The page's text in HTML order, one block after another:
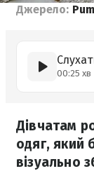
Джерело:
00:25 хв
Дівчатам
одяг, який
візуально